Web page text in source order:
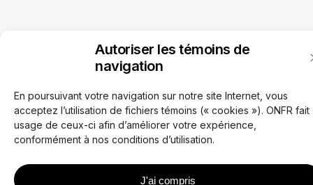
Autoriser les témoins de
navigation
En poursuivant votre navigation sur notre site Internet, vous
acceptez l’utilisation de fichiers témoins (« cookies »). ONFR fait
usage de ceux-ci afin d’améliorer votre expérience,
conformément à nos conditions d’utilisation.
J'ai compris